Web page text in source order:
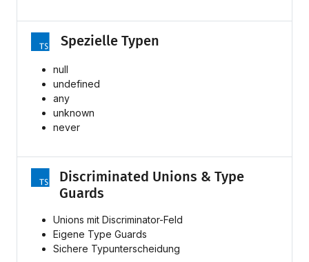
Spezielle Typen
null
undefined
any
unknown
never
Discriminated Unions & Type
Guards
Unions mit Discriminator-Feld
Eigene Type Guards
Sichere Typunterscheidung